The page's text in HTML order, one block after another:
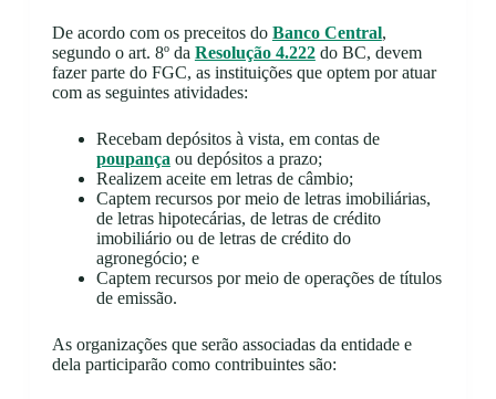
De acordo com os preceitos do Banco Central,
segundo o art. 8º da Resolução 4.222do BC, devem
fazer parte do FGC, as instituições que optem por atuar
com as seguintes atividades:
Recebam depósitos à vista, em contas de
poupança ou depósitos a prazo;
Realizem aceite em letras de câmbio;
Captem recursos por meio de letras imobiliárias,
de letras hipotecárias, de letras de crédito
imobiliário ou de letras de crédito do
agronegócio; e
Captem recursos por meio de operações de títulos
de emissão.
As organizações que serão associadas da entidade e
dela participarão como contribuintes são: